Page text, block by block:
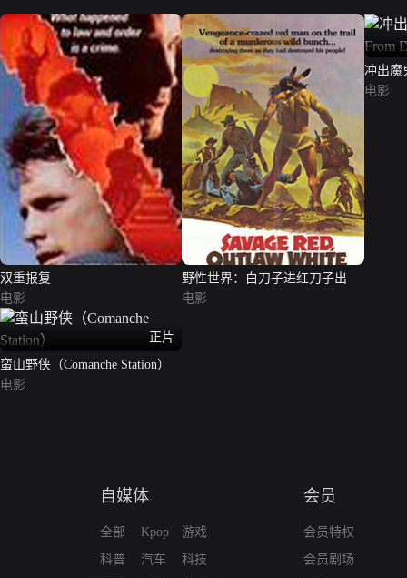
双重报复
电影
野性世界：白刀子进红刀子出
电影
冲出魔
Devil's
电影
正片
蛮山野侠（Comanche Station）
电影
自媒体
全部
科普
Kpop
汽车
游戏
科技
会员
会员特权
会员剧场